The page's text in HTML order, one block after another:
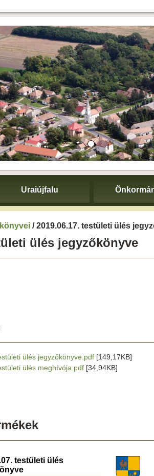
Uraiújfalu
/ 2019.06.17. testületi ülés
ülés jegyzőkönyve
ülés jegyzőkönyve.pdf [149,17KB]
ülés meghívója.pdf [34,94KB]
testületi ülés